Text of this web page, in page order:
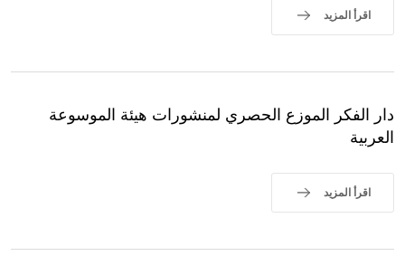
اقرأ المزيد
دار الفكر الموزع الحصري لمنشورات هيئة الموسوعة
العربية
اقرأ المزيد